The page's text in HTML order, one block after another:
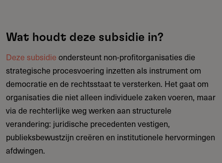
Wat houdt deze subsidie in?
Deze subsidie ondersteunt non-profitorganisaties die
strategische procesvoering inzetten als instrument om
democratie en de rechtsstaat te versterken. Het gaat om
organisaties die niet alleen individuele zaken voeren, maar
via de rechterlijke weg werken aan structurele
verandering: juridische precedenten vestigen,
publieksbewustzijn creëren en institutionele hervormingen
afdwingen.